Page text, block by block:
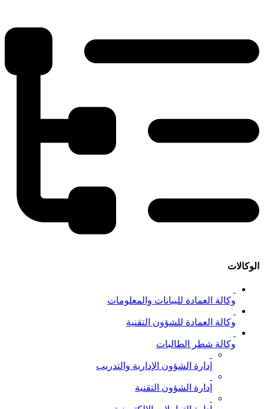
الوكالات
وكالة العمادة للبيانات والمعلومات
وكالة العمادة للشؤون التقنية
وكالة شطر الطالبات
إدارة الشؤون الإدارية والتدريب
إدارة الشؤون التقنية